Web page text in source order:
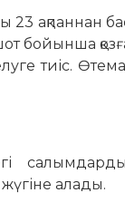
ақпаннан
бойынша
тиіс.
алады.